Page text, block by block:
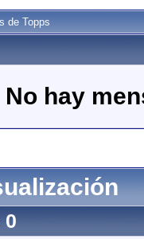
de Topps
No hay
0